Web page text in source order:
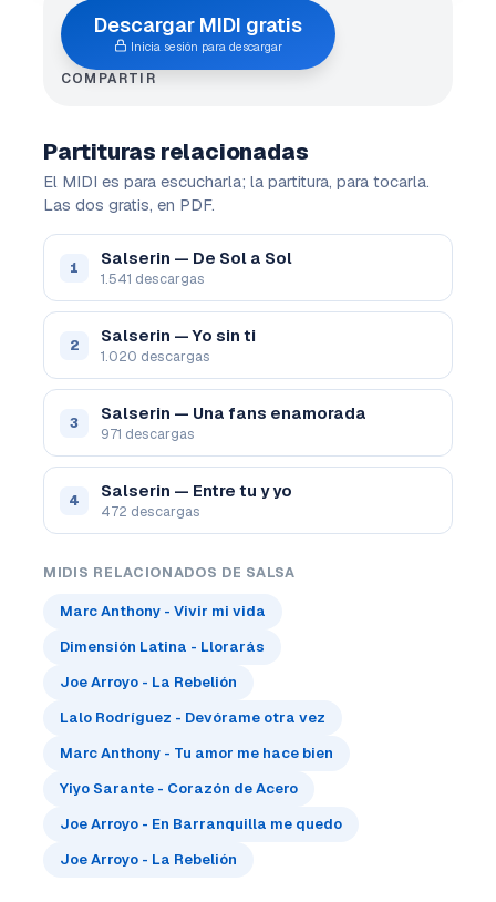
Descargar MIDI gratis
Inicia sesión para descargar
COMPARTIR
Partituras relacionadas
El MIDI es para escucharla; la partitura, para tocarla.
Las dos gratis, en PDF.
1 Salserin — De Sol a Sol
1.541 descargas
2 Salserin — Yo sin ti
1.020 descargas
3 Salserin — Una fans enamorada
971 descargas
4 Salserin — Entre tu y yo
472 descargas
MIDIS RELACIONADOS DE SALSA
Marc Anthony - Vivir mi vida
Dimensión Latina - Llorarás
Joe Arroyo - La Rebelión
Lalo Rodríguez - Devórame otra vez
Marc Anthony - Tu amor me hace bien
Yiyo Sarante - Corazón de Acero
Joe Arroyo - En Barranquilla me quedo
Joe Arroyo - La Rebelión